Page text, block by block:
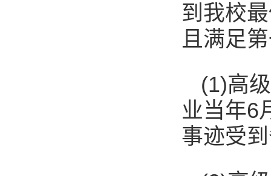
到我校
且满足
(1)高
业当年6
事迹受